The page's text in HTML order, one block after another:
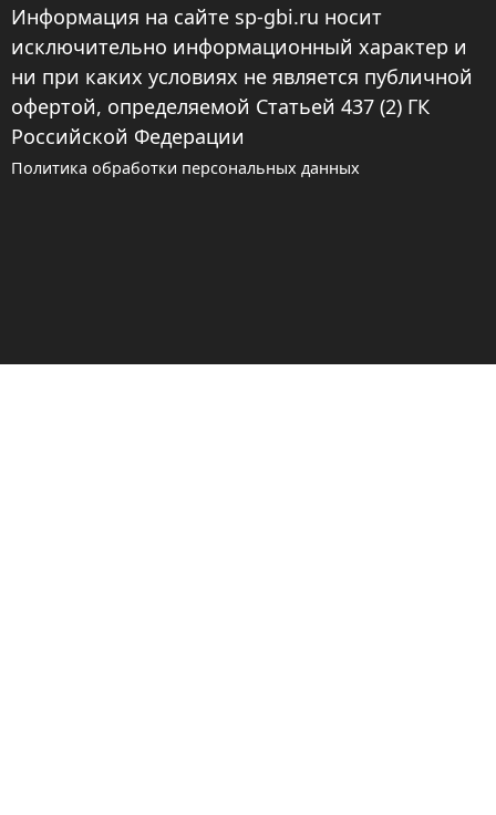
Информация на сайте sp-gbi.ru носит
исключительно информационный характер и
ни при каких условиях не является публичной
офертой, определяемой Статьей 437 (2) ГК
Российской Федерации
Политика обработки персональных данных